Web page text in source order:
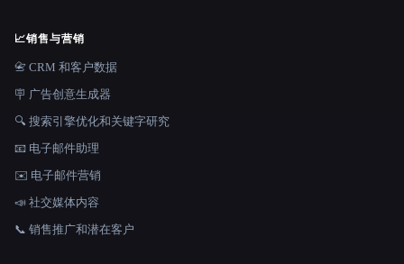
📈销售与营销
📇 CRM 和客户数据
🪧 广告创意生成器
🔍 搜索引擎优化和关键字研究
📧 电子邮件助理
✉️ 电子邮件营销
📣 社交媒体内容
📞 销售推广和潜在客户